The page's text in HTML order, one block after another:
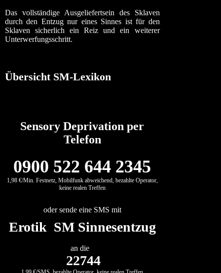
Das vollständige Ausgeliefertsein des Sklaven
durch den Entzug nur eines Sinnes ist für den
Sklaven sicherlich ein Reiz und ein weiterer
Unterwerfungsschritt.
Übersicht SM-Lexikon
Sensory Deprivation per
Telefon
0900 522 644 2345
1,98 €/Min. Festnetz, Mobilfunk abweichend, bezahlte Operator,
keine realen Treffen
oder sende eine SMS mit
Erotik SM Sinnesentzug
an die
22744